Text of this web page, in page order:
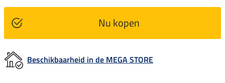
Nu kopen
Beschikbaarheid in de MEGA STORE